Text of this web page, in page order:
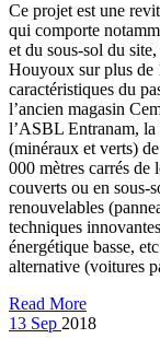
Ce projet est une
qui comporte
et du sous-sol du
Houyoux sur plus de
caractéristiques du
l’ancien magasin
l’ASBL Entranam, la
(minéraux et verts)
000 mètres carrés de
couverts ou en sous-
renouvelables
techniques
énergétique basse,
alternative (voitures
Read More
13 Sep 2018